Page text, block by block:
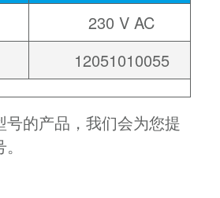
230 V AC
12051010055
号的产品，我们会为您提